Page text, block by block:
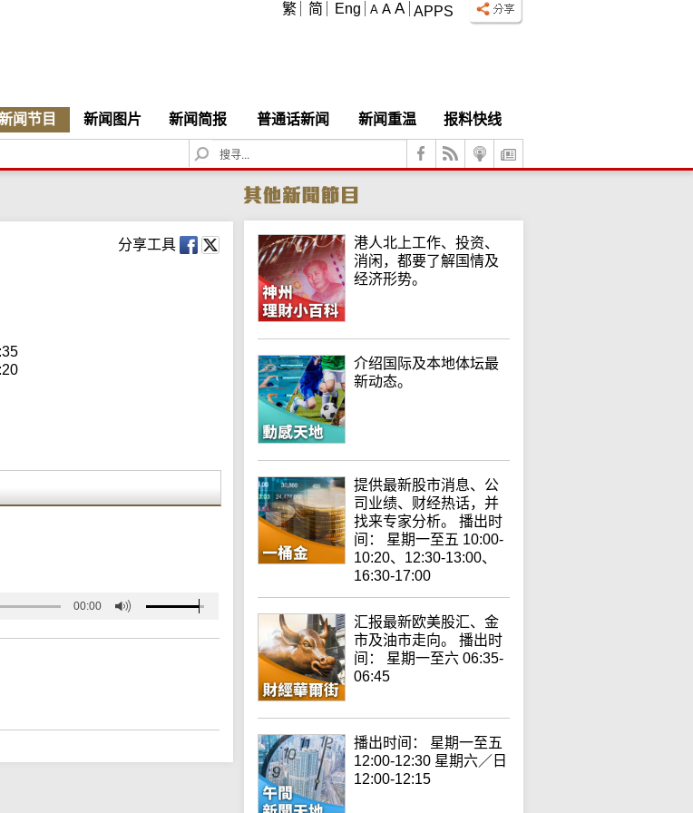
APPS
A A A
繁 简 Eng
闻节目 新闻图片 新闻简报 普通话新闻 新闻重温 报料快线
S
e
c
h
分享工具
00:00
港人北上工作、投资、
消闲，都要了解国情及
经济形势。
介绍国际及本地体坛最
新动态。
提供最新股市消息、公
司业绩、财经热话，并
找来专家分析。 播出时
间： 星期一至五 10:00-
10:20、12:30-13:00、
16:30-17:00
汇报最新欧美股汇、金
市及油市走向。 播出时
间： 星期一至六 06:35-
06:45
播出时间： 星期一至五
12:00-12:30 星期六／日
12:00-12:15